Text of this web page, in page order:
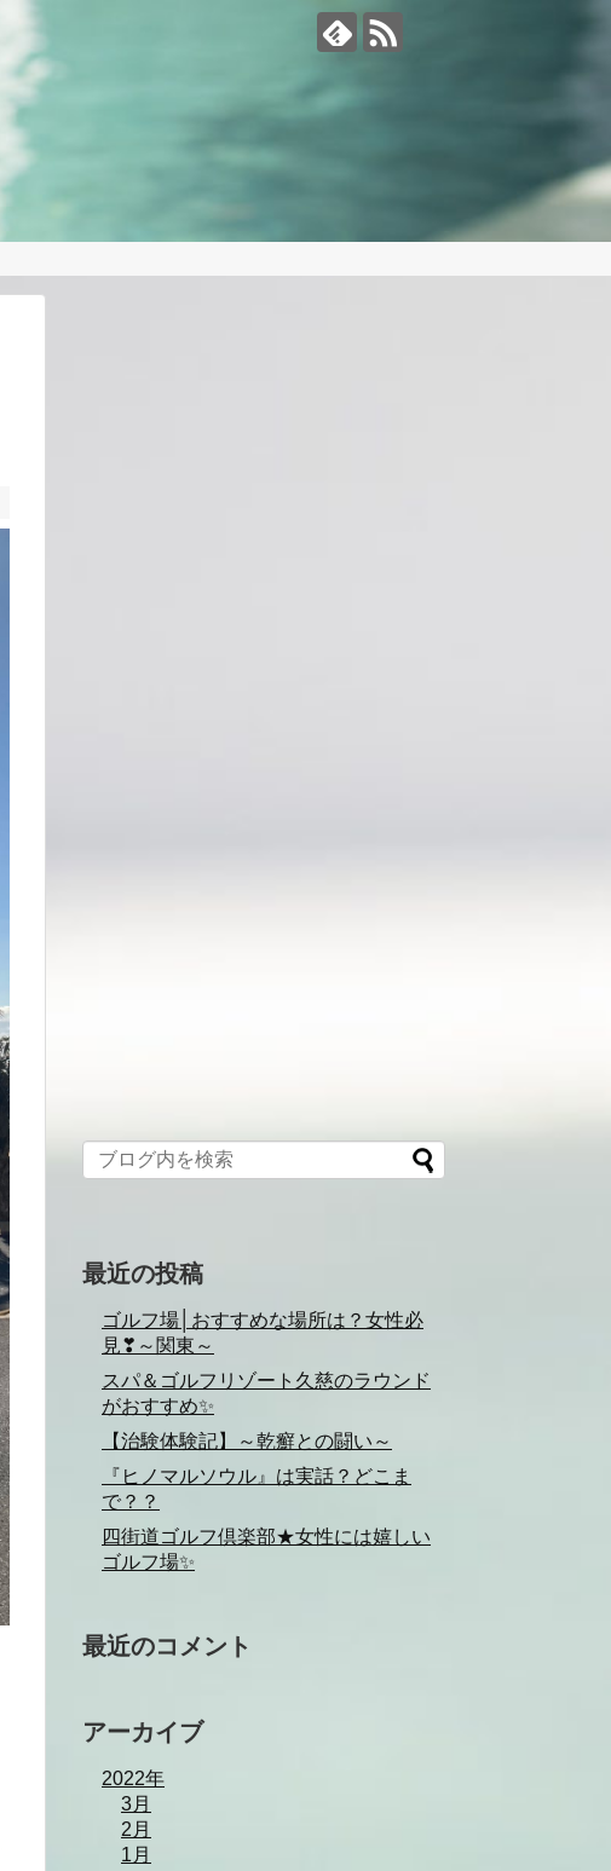
最近の投稿
ゴルフ場│おすすめな場所は？女性必
見❣～関東～
スパ＆ゴルフリゾート久慈のラウンド
がおすすめ✨
【治験体験記】～乾癬との闘い～
『ヒノマルソウル』は実話？どこま
で？？
四街道ゴルフ倶楽部★女性には嬉しい
ゴルフ場✨
最近のコメント
アーカイブ
2022年
3月
2月
1月